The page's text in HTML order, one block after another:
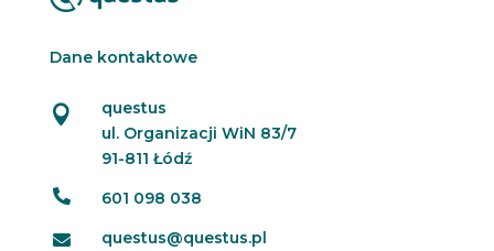
Dane kontaktowe

questus
ul. Organizacji WiN 83/7
91-811 Łódź
 601 098 038
 questus@questus.pl